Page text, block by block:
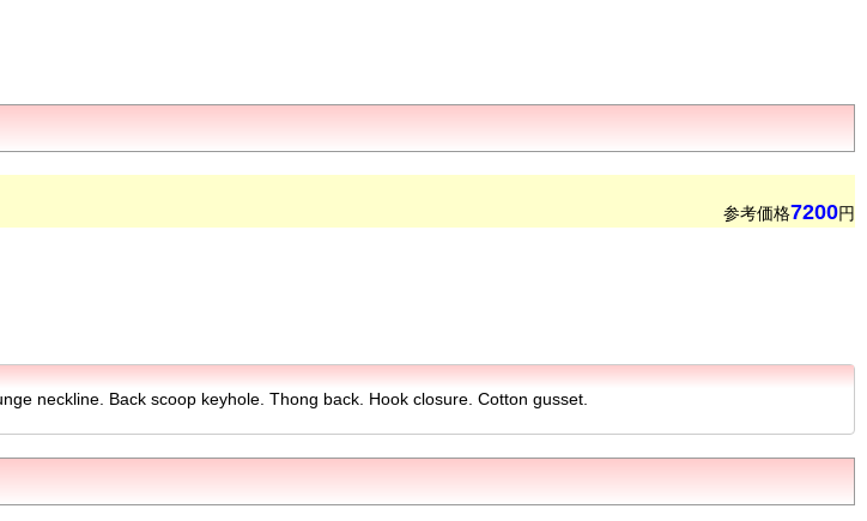
参考価格7200円
neckline. Back scoop keyhole. Thong back. Hook closure. Cotton gusset.